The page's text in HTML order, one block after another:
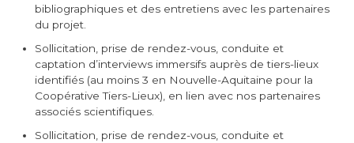
bibliographiques et des entretiens avec les partenaires
du projet.
Sollicitation, prise de rendez-vous, conduite et
captation d’interviews immersifs auprès de tiers-lieux
identifiés (au moins 3 en Nouvelle-Aquitaine pour la
Coopérative Tiers-Lieux), en lien avec nos partenaires
associés scientifiques.
Sollicitation, prise de rendez-vous, conduite et